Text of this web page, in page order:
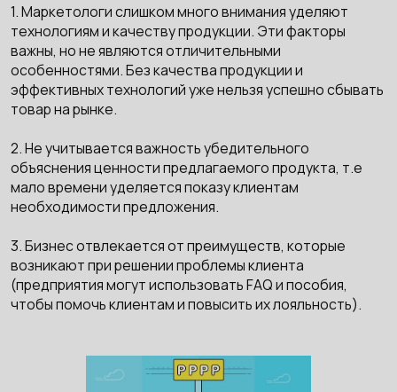
1. Маркетологи слишком много внимания уделяют
технологиям и качеству продукции. Эти факторы
важны, но не являются отличительными
особенностями. Без качества продукции и
эффективных технологий уже нельзя успешно сбывать
товар на рынке.
2. Не учитывается важность убедительного
объяснения ценности предлагаемого продукта, т.е
мало времени уделяется показу клиентам
необходимости предложения.
3. Бизнес отвлекается от преимуществ, которые
возникают при решении проблемы клиента
(предприятия могут использовать FAQ и пособия,
чтобы помочь клиентам и повысить их лояльность).